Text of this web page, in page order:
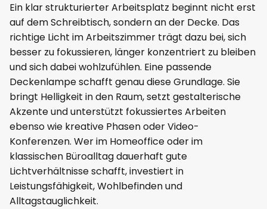
Ein klar strukturierter Arbeitsplatz beginnt nicht erst
auf dem Schreibtisch, sondern an der Decke. Das
richtige Licht im Arbeitszimmer trägt dazu bei, sich
besser zu fokussieren, länger konzentriert zu bleiben
und sich dabei wohlzufühlen. Eine passende
Deckenlampe schafft genau diese Grundlage. Sie
bringt Helligkeit in den Raum, setzt gestalterische
Akzente und unterstützt fokussiertes Arbeiten
ebenso wie kreative Phasen oder Video-
Konferenzen. Wer im Homeoffice oder im
klassischen Büroalltag dauerhaft gute
Lichtverhältnisse schafft, investiert in
Leistungsfähigkeit, Wohlbefinden und
Alltagstauglichkeit.